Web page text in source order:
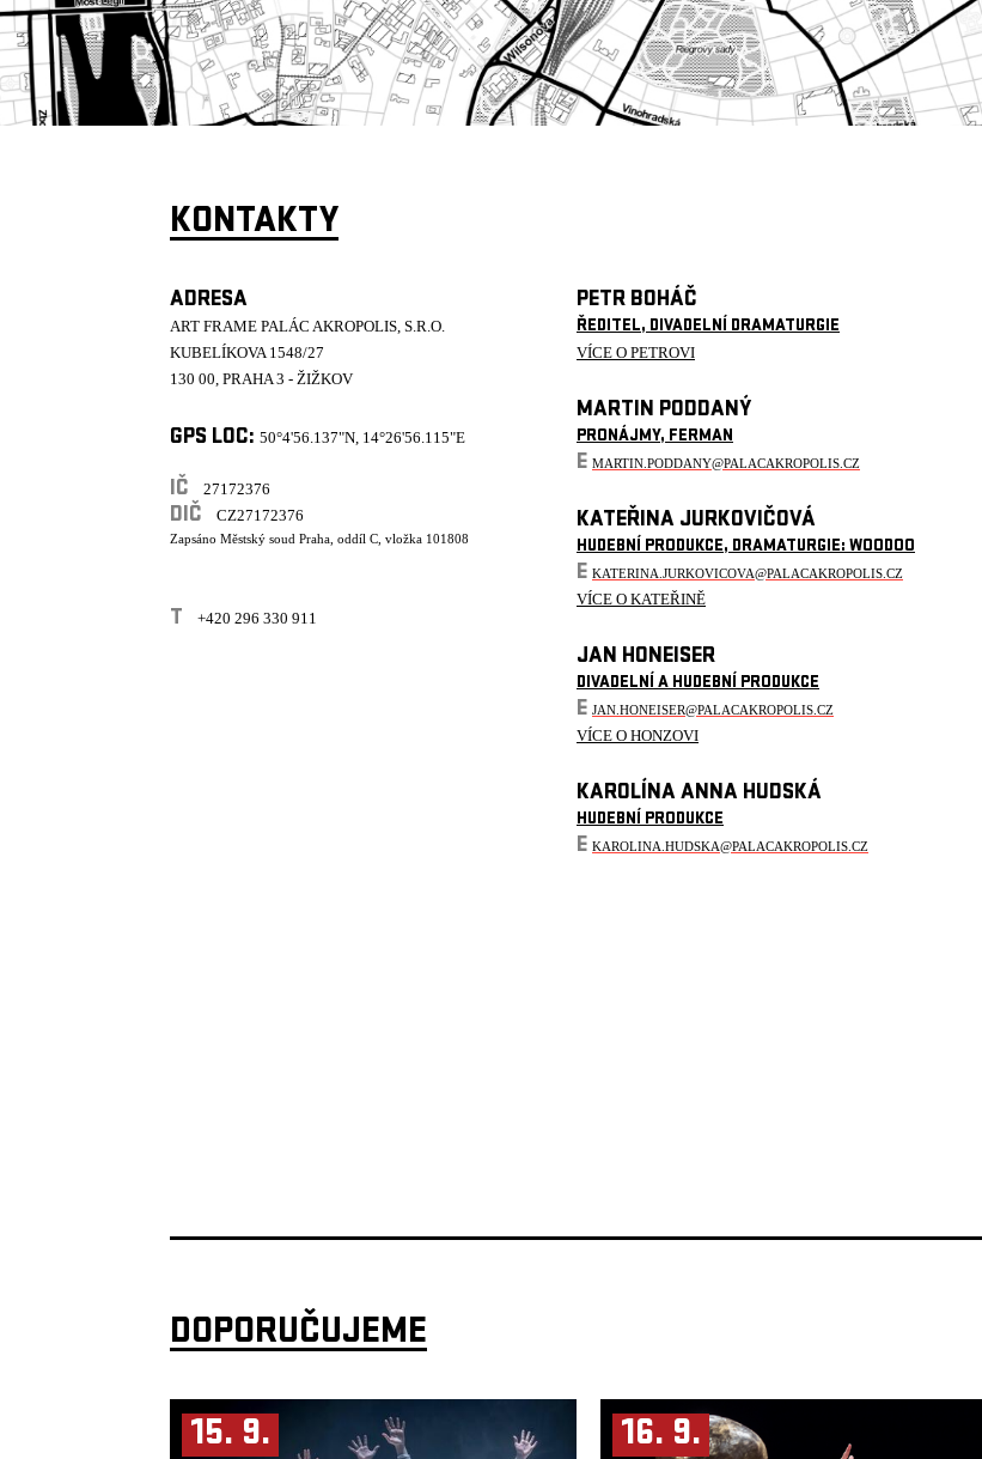
KONTAKTY
ADRESA
ART FRAME PALÁC AKROPOLIS, S.R.O.
KUBELÍKOVA 1548/27
130 00, PRAHA 3 - ŽIŽKOV
GPS LOC: 50°4'56.137"N, 14°26'56.115"E
IČ 27172376
DIČ CZ27172376
Zapsáno Městský soud Praha, oddíl C, vložka 101808
T +420 296 330 911
PETR BOHÁČ
ŘEDITEL, DIVADELNÍ DRAMATURGIE
VÍCE O PETROVI
MARTIN PODDANÝ
PRONÁJMY, FERMAN
E MARTIN.PODDANY@PALACAKROPOLIS.CZ
KATEŘINA JURKOVIČOVÁ
HUDEBNÍ PRODUKCE, DRAMATURGIE: WOODOO
E KATERINA.JURKOVICOVA@PALACAKROPOLIS.CZ
VÍCE O KATEŘINĚ
JAN HONEISER
DIVADELNÍ A HUDEBNÍ PRODUKCE
E JAN.HONEISER@PALACAKROPOLIS.CZ
VÍCE O HONZOVI
KAROLÍNA ANNA HUDSKÁ
HUDEBNÍ PRODUKCE
E KAROLINA.HUDSKA@PALACAKROPOLIS.CZ
DOPORUČUJEME
15. 9. 16. 9.